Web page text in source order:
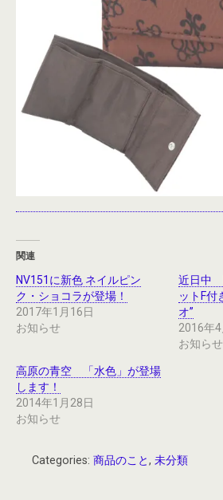
関連
NV151に新色 ネイルピン
ク・ショコラが登場！
2017年1月16日
お知らせ
近日中
ットF付
オ”
2016年4
お知らせ
高原の青空 「水色」が登場
します！
2014年1月28日
お知らせ
Categories: 商品のこと, 未分類